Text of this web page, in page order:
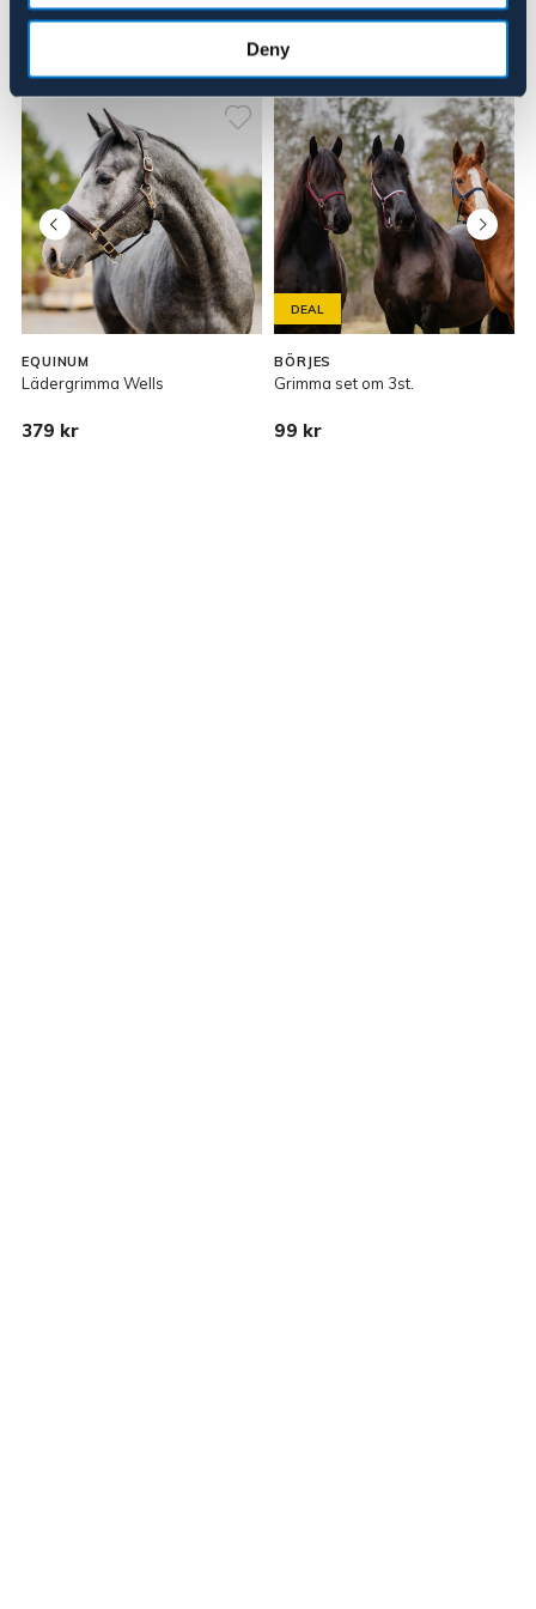
Deny
EQUINUM
Lädergrimma Wells
379 kr
DEAL
BÖRJES
Grimma set om 3st.
99 kr